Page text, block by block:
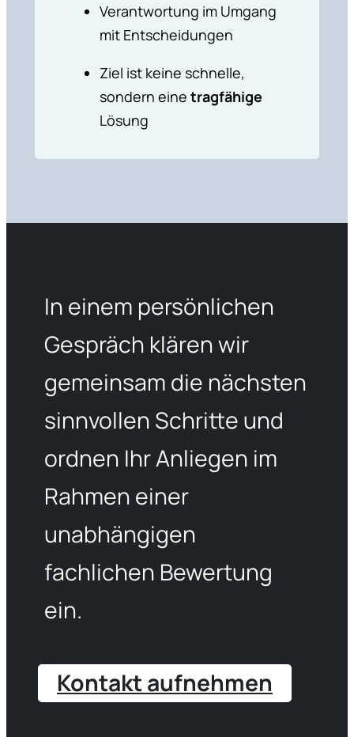
Verant­wor­tung im Umgang
mit Entschei­dungen
Ziel ist keine schnelle,
sondern einetragfä­hige
Lösung
In einem persönlichen
Gespräch klären wir
gemeinsam die nächsten
sinnvollen Schritte und
ordnen Ihr Anliegen im
Rahmen einer
unabhängigen
fachlichen Bewertung
ein.
Kontakt aufnehmen